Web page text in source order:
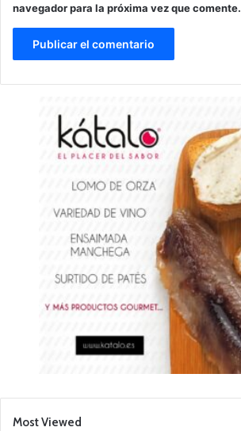
navegador para la próxima vez que comente.
Most Viewed